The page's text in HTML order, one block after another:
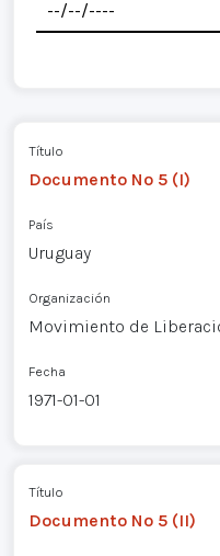
Título
Documento Nº 5 (I)
País
Uruguay
Organización
Movimiento de
Fecha
1971-01-01
Título
Documento Nº 5 (II)